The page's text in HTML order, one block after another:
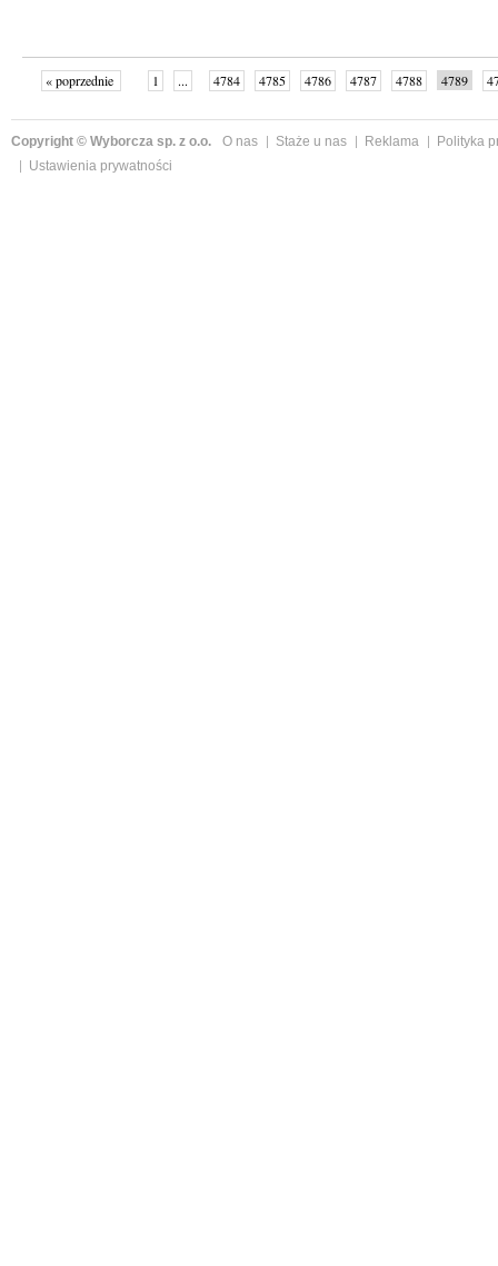
« poprzednie 1 ... 4784 4785 4786 4787 4788 4789
Copyright © Wyborcza sp. z o.o. O nas Staże u nas Reklama
Polityka
Ustawienia prywatności